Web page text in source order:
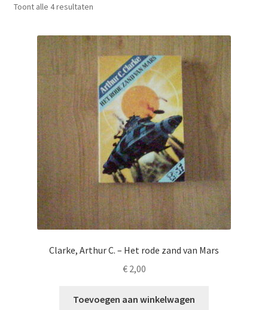
Toont alle 4 resultaten
Clarke, Arthur C. – Het rode zand van Mars
€2,00
Toevoegen aan winkelwagen